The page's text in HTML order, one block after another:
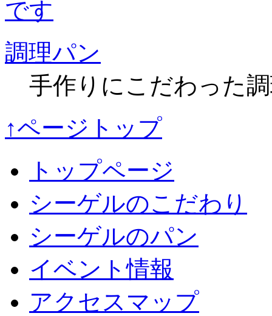
調理パン
手作りにこだわった
↑ページトップ
トップページ
シーゲルのこだわり
シーゲルのパン
イベント情報
アクセスマップ